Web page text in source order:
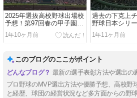
2025年選抜高校野球出場校
予想！第97回春の甲子園代
表校に選考される高校は？
1年10ヶ月前
過去の下克上
野球日本シリ
回数ランキング
1年11ヶ月前
このブログのここがポイント
最新の選手表彰方法や選出の
プロ野球のMVP選出方法や優勝予想、高校野
と経歴、球団の経営状況など多方面からの野